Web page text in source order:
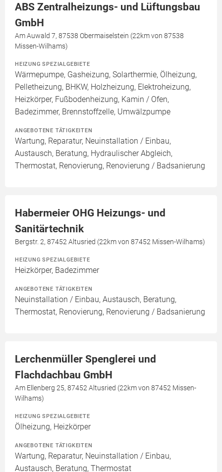
ABS Zentralheizungs- und Lüftungsbau
GmbH
Am Auwald 7, 87538 Obermaiselstein (22km von 87538
Missen-Wilhams)
HEIZUNG SPEZIALGEBIETE
Wärmepumpe, Gasheizung, Solarthermie, Ölheizung,
Pelletheizung, BHKW, Holzheizung, Elektroheizung,
Heizkörper, Fußbodenheizung, Kamin / Ofen,
Badezimmer, Brennstoffzelle, Umwälzpumpe
ANGEBOTENE TÄTIGKEITEN
Wartung, Reparatur, Neuinstallation / Einbau,
Austausch, Beratung, Hydraulischer Abgleich,
Thermostat, Renovierung, Renovierung / Badsanierung
Habermeier OHG Heizungs- und
Sanitärtechnik
Bergstr. 2, 87452 Altusried (22km von 87452 Missen-Wilhams)
HEIZUNG SPEZIALGEBIETE
Heizkörper, Badezimmer
ANGEBOTENE TÄTIGKEITEN
Neuinstallation / Einbau, Austausch, Beratung,
Thermostat, Renovierung, Renovierung / Badsanierung
Lerchenmüller Spenglerei und
Flachdachbau GmbH
Am Ellenberg 25, 87452 Altusried (22km von 87452 Missen-
Wilhams)
HEIZUNG SPEZIALGEBIETE
Ölheizung, Heizkörper
ANGEBOTENE TÄTIGKEITEN
Wartung, Reparatur, Neuinstallation / Einbau,
Austausch, Beratung, Thermostat